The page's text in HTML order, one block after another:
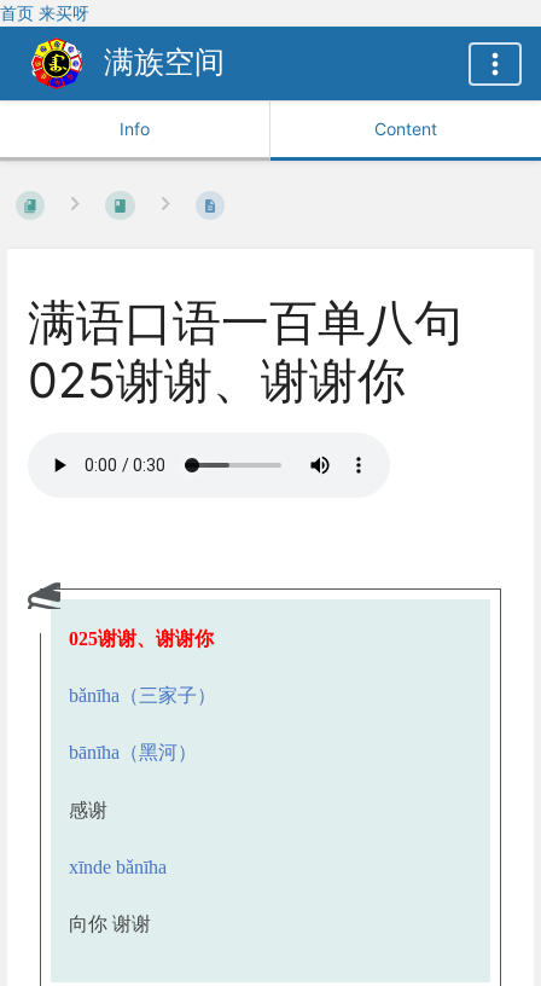
首页 来买呀
满族空间
Info Content
满语口语一百单八句
025谢谢、谢谢你
025谢谢、谢谢你
bǎnīha （三家子）
bānīha （黑河）
感谢
xīnde bǎnīha
向你 谢谢